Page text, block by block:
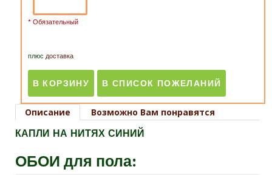
* Обязательный
плюс доставка
Описание
Возможно Вам понравятся
КАПЛИ НА НИТЯХ СИНИЙ
ОБОИ для пола: